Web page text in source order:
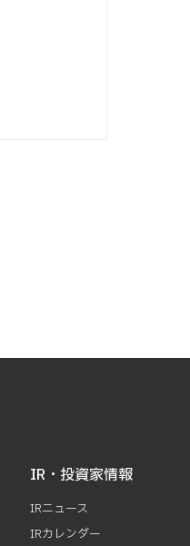
IR・投資家情報
IRニュース
IRカレンダー